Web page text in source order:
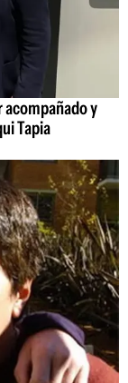
acompañado y
Tapia